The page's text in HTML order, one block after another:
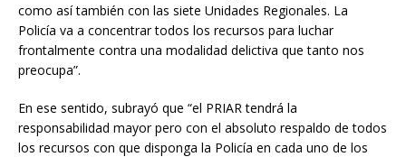
como así también con las siete Unidades Regionales. La
Policía va a concentrar todos los recursos para luchar
frontalmente contra una modalidad delictiva que tanto nos
preocupa”.
En ese sentido, subrayó que “el PRIAR tendrá la
responsabilidad mayor pero con el absoluto respaldo de todos
los recursos con que disponga la Policía en cada uno de los